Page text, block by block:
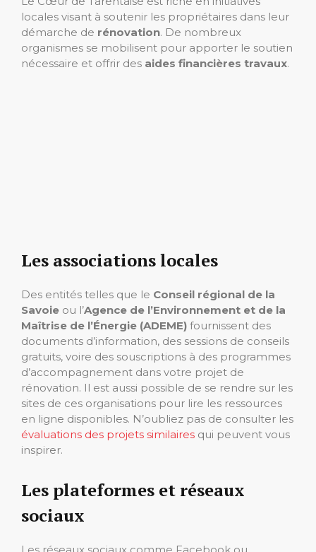
locales visant à soutenir les propriétaires dans leur
démarche de rénovation. De nombreux
organismes se mobilisent pour apporter le soutien
nécessaire et offrir des aides financières travaux.
Les associations locales
Des entités telles que le Conseil régional de la
Savoie ou l’Agence de l’Environnement et de la
Maîtrise de l’Énergie (ADEME) fournissent des
documents d’information, des sessions de conseils
gratuits, voire des souscriptions à des programmes
d’accompagnement dans votre projet de
rénovation. Il est aussi possible de se rendre sur les
sites de ces organisations pour lire les ressources
en ligne disponibles. N’oubliez pas de consulter les
évaluations des projets similaires qui peuvent vous
inspirer.
Les plateformes et réseaux
sociaux
Les réseaux sociaux comme Facebook ou